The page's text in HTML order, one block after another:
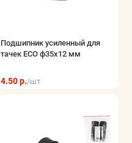
Подшипник усиленный для
тачек ECO ф35x12 мм
4.50 р./шт